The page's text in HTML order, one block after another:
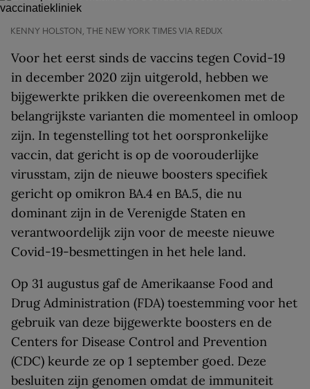
KENNY HOLSTON, THE NEW YORK TIMES VIA REDUX
Voor het eerst sinds de vaccins tegen Covid-19
in december 2020 zijn uitgerold, hebben we
bijgewerkte prikken die overeenkomen met de
belangrijkste varianten die momenteel in omloop
zijn. In tegenstelling tot het oorspronkelijke
vaccin, dat gericht is op de voorouderlijke
virusstam, zijn de nieuwe boosters specifiek
gericht op omikron BA.4 en BA.5, die nu
dominant zijn in de Verenigde Staten en
verantwoordelijk zijn voor de meeste nieuwe
Covid-19-besmettingen in het hele land.
Op 31 augustus gaf de Amerikaanse Food and
Drug Administration (FDA) toestemming voor het
gebruik van deze bijgewerkte boosters en de
Centers for Disease Control and Prevention
(CDC) keurde ze op 1 september goed. Deze
besluiten zijn genomen omdat de immuniteit